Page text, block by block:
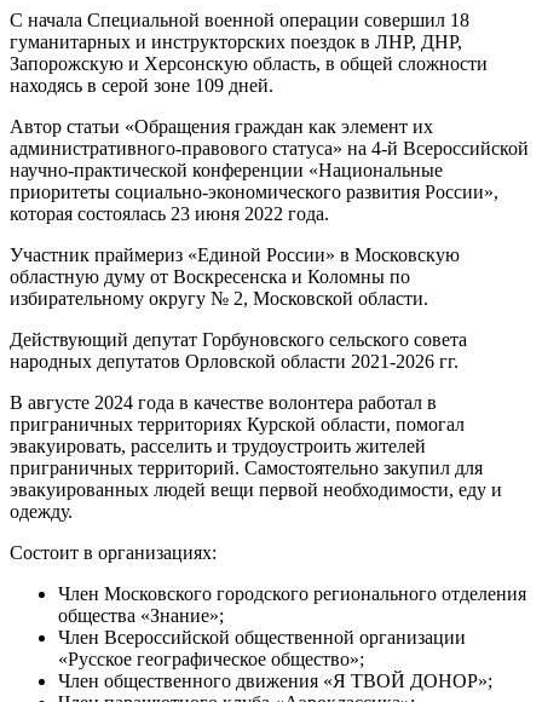
С начала Специальной военной операции совершил 18
гуманитарных и инструкторских поездок в ЛНР, ДНР,
Запорожскую и Херсонскую область, в общей сложности
находясь в серой зоне 109 дней.
Автор статьи «Обращения граждан как элемент их
административного-правового статуса» на 4-й Всероссийской
научно-практической конференции «Национальные
приоритеты социально-экономического развития России»,
которая состоялась 23 июня 2022 года.
Участник праймериз «Единой России» в Московскую
областную думу от Воскресенска и Коломны по
избирательному округу № 2, Московской области.
Действующий депутат Горбуновского сельского совета
народных депутатов Орловской области 2021-2026 гг.
В августе 2024 года в качестве волонтера работал в
приграничных территориях Курской области, помогал
эвакуировать, расселить и трудоустроить жителей
приграничных территорий. Самостоятельно закупил для
эвакуированных людей вещи первой необходимости, еду и
одежду.
Состоит в организациях:
Член Московского городского регионального отделения
общества «Знание»;
Член Всероссийской общественной организации
«Русское географическое общество»;
Член общественного движения «Я ТВОЙ ДОНОР»;